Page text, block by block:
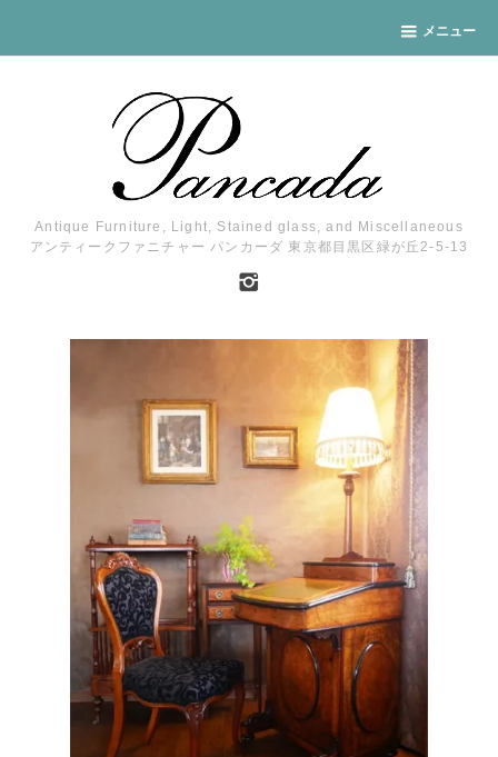
メニュー
Antique Furniture, Light, Stained glass, and Miscellaneous
アンティークファニチャー パンカーダ 東京都目黒区緑が丘2-5-13